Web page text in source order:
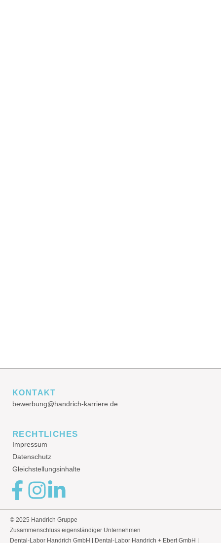
KONTAKT
bewerbung@handrich-karriere.de
RECHTLICHES
Impressum
Datenschutz
Gleichstellungsinhalte
© 2025 Handrich Gruppe
Zusammenschluss eigenständiger Unternehmen
Dental-Labor Handrich GmbH | Dental-Labor Handrich + Ebert GmbH |